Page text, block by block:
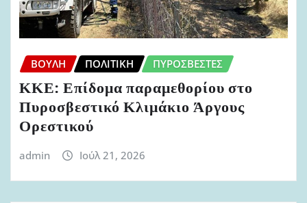
ΒΟΥΛΉ ΠΟΛΙΤΙΚΉ ΠΥΡΟΣΒΈΣΤΕΣ
ΚΚΕ: Επίδομα παραμεθορίου στο
Πυροσβεστικό Κλιμάκιο Άργους
Ορεστικού
admin Ιούλ 21, 2026